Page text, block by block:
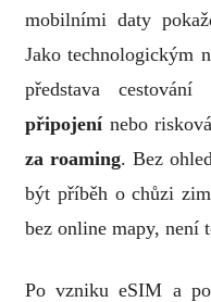
mobilními daty
Jako technologickým
představa
připojení nebo
za roaming. Bez
být příběh o chůzi
bez online mapy, není
Po vzniku eSIM a